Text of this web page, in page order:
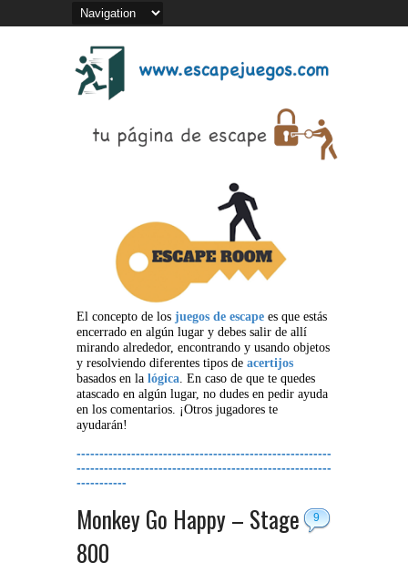
El concepto de los juegos de escape es que estás
encerrado en algún lugar y debes salir de allí
mirando alrededor, encontrando y usando objetos
y resolviendo diferentes tipos de acertijos
basados en la lógica. En caso de que te quedes
atascado en algún lugar, no dudes en pedir ayuda
en los comentarios. ¡Otros jugadores te
ayudarán!
--------------------------------------------------------
--------------------------------------------------------
-----------
9
Monkey Go Happy – Stage
800